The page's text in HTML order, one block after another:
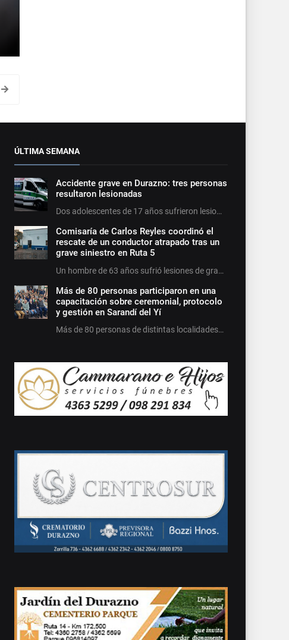
ÚLTIMA SEMANA
Accidente grave en Durazno: tres personas
resultaron lesionadas
Dos adolescentes de 17 años sufrieron lesio…
Comisaría de Carlos Reyles coordinó el
rescate de un conductor atrapado tras un
grave siniestro en Ruta 5
Un hombre de 63 años sufrió lesiones de gra…
Más de 80 personas participaron en una
capacitación sobre ceremonial, protocolo
y gestión en Sarandí del Yí
Más de 80 personas de distintas localidades…